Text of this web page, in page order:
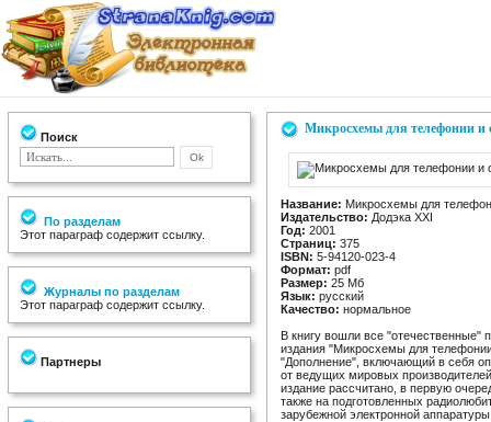
Поиск
По разделам
Этот параграф содержит ссылку.
Журналы по разделам
Этот параграф содержит ссылку.
Партнеры
Микросхемы для телефонии и
Название: Микросхемы для
Издательство: Додэка XXI
Год: 2001
Страниц: 375
ISBN: 5-94120-023-4
Формат: pdf
Размер: 25 Мб
Язык: русский
Качество: нормальное
В книгу вошли все "отечественные"
издания "Микросхемы для
"Дополнение", включающий в себя
от ведущих мировых
издание рассчитано, в первую
также на подготовленных
зарубежной электронной